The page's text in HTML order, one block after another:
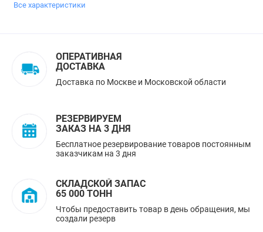
Все характеристики
ОПЕРАТИВНАЯ
ДОСТАВКА
Доставка по Москве и Московской области
РЕЗЕРВИРУЕМ
ЗАКАЗ НА 3 ДНЯ
Бесплатное резервирование товаров постоянным
заказчикам на 3 дня
СКЛАДСКОЙ ЗАПАС
65 000 ТОНН
Чтобы предоставить товар в день обращения, мы
создали резерв